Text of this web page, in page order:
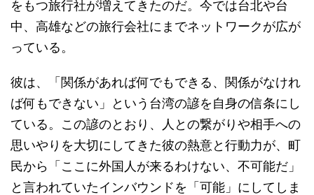
をもつ旅行社が増えてきたのだ。今では台北や台
中、高雄などの旅行会社にまでネットワークが広が
っている。
彼は、「関係があれば何でもできる、関係がなけれ
ば何もできない」という台湾の諺を自身の信条にし
ている。この諺のとおり、人との繋がりや相手への
思いやりを大切にしてきた彼の熱意と行動力が、町
民から「ここに外国人が来るわけない、不可能だ」
と言われていたインバウンドを「可能」にしてしま